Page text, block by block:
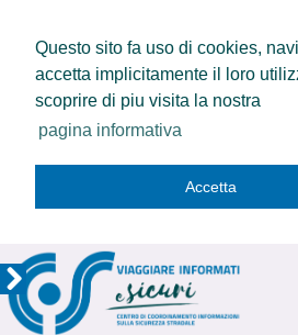
Questo sito fa uso di cookies,
accetta implicitamente il loro
scoprire di piu visita la nostra
pagina informativa
Accetta